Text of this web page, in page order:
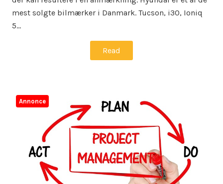
mest solgte bilmærker i Danmark. Tucson, i30, Ioniq
5…
Read
Annonce